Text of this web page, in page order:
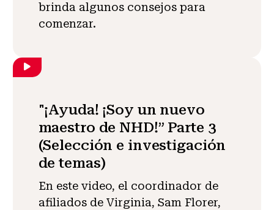
brinda algunos consejos para
comenzar.
"¡Ayuda! ¡Soy un nuevo
maestro de NHD!” Parte 3
(Selección e investigación
de temas)
En este video, el coordinador de
afiliados de Virginia, Sam Florer,